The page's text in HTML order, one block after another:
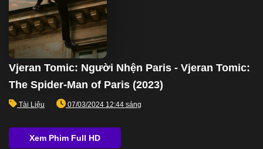
Vjeran Tomic: Người Nhện Paris - Vjeran Tomic:
The Spider-Man of Paris (2023)
Tài Liệu 07/03/2024 12:44 sáng